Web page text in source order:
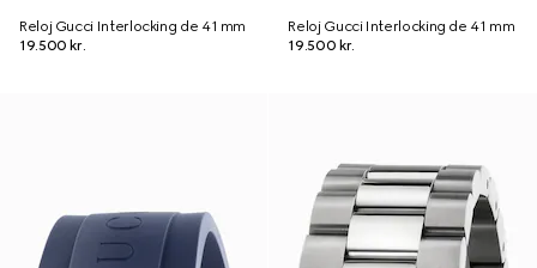
Reloj Gucci Interlocking de 41 mm
19.500 kr.
Reloj Gucci Interlocking de 41 mm
19.500 kr.